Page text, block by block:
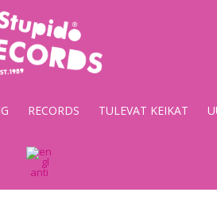
Stupido
Records
&
RECORDS TULEVAT KEIKAT